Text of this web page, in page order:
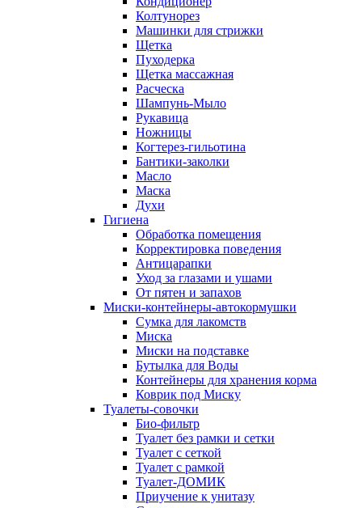
Колтунорез
Машинки для стрижки
Щетка
Пуходерка
Щетка массажная
Расческа
Шампунь-Мыло
Рукавица
Ножницы
Когтерез-гильотина
Бантики-заколки
Масло
Маска
Духи
Гигиена
Обработка помещения
Корректировка поведения
Антицарапки
Уход за глазами и ушами
От пятен и запахов
Миски-контейнеры-автокормушки
Сумка для лакомств
Миска
Миски на подставке
Бутылка для Воды
Контейнеры для хранения корма
Коврик под Миску
Туалеты-совочки
Био-фильтр
Туалет без рамки и сетки
Туалет с сеткой
Туалет с рамкой
Туалет-ДОМИК
Приучение к унитазу